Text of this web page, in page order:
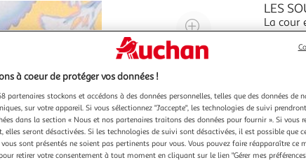
Agrandir
l'illustration
à
Réduire
à
100
%
Partager
le
produit
LES
La cour
une
Elle
En
à coeur de protéger vos données !
partenaires stockons et accédons à des données personnelles, telles que des données de
sur votre appareil. Si vous sélectionnez "J'accepte", les technologies de suivi
dans la section « Nous et nos partenaires traitons des données pour fournir ». Si vous
elles seront désactivées. Si les technologies de suivi sont désactivées, il est possible que
sont présentés ne soient pas pertinents pour vous. Vous pouvez faire réapparaître ce
retirer votre consentement à tout moment en cliquant sur le lien "Gérer mes